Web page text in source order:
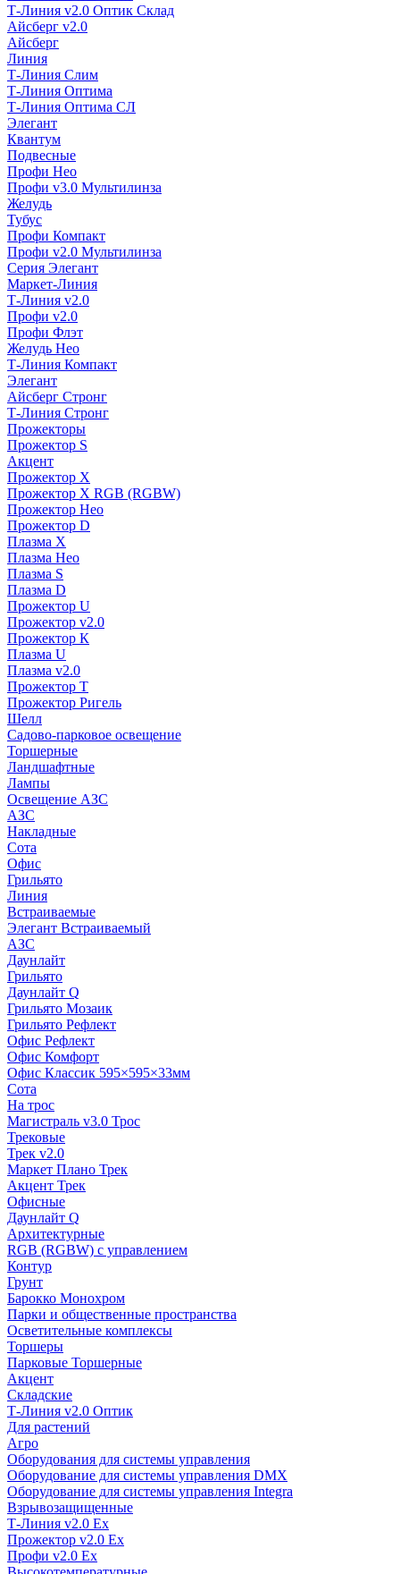
Т-Линия v2.0 Оптик Склад
Айсберг v2.0
Айсберг
Линия
Т-Линия Слим
Т-Линия Оптима
Т-Линия Оптима СЛ
Элегант
Квантум
Подвесные
Профи Нео
Профи v3.0 Мультилинза
Желудь
Тубус
Профи Компакт
Профи v2.0 Мультилинза
Серия Элегант
Маркет-Линия
Т-Линия v2.0
Профи v2.0
Профи Флэт
Желудь Нео
Т-Линия Компакт
Элегант
Айсберг Стронг
Т-Линия Стронг
Прожекторы
Прожектор S
Акцент
Прожектор X
Прожектор Х RGB (RGBW)
Прожектор Нео
Прожектор D
Плазма X
Плазма Нео
Плазма S
Плазма D
Прожектор U
Прожектор v2.0
Прожектор К
Плазма U
Плазма v2.0
Прожектор Т
Прожектор Ригель
Шелл
Садово-парковое освещение
Торшерные
Ландшафтные
Лампы
Освещение АЗС
АЗС
Накладные
Сота
Офис
Грильято
Линия
Встраиваемые
Элегант Встраиваемый
АЗС
Даунлайт
Грильято
Даунлайт Q
Грильято Мозаик
Грильято Рефлект
Офис Рефлект
Офис Комфорт
Офис Классик 595×595×33мм
Сота
На трос
Магистраль v3.0 Трос
Трековые
Трек v2.0
Маркет Плано Трек
Акцент Трек
Офисные
Даунлайт Q
Архитектурные
RGB (RGBW) с управлением
Контур
Грунт
Барокко Монохром
Парки и общественные пространства
Осветительные комплексы
Торшеры
Парковые Торшерные
Акцент
Складские
Т-Линия v2.0 Оптик
Для растений
Агро
Оборудования для системы управления
Оборудование для системы управления DMX
Оборудование для системы управления Integra
Взрывозащищенные
Т-Линия v2.0 Ex
Прожектор v2.0 Ex
Профи v2.0 Ex